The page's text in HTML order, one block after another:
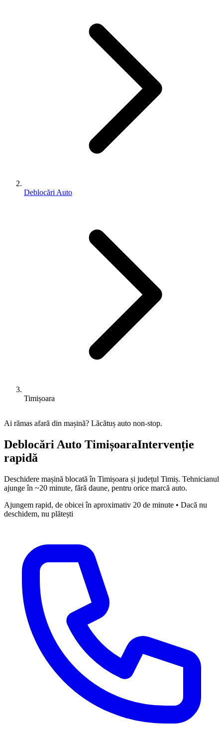
Deblocări Auto
Timișoara
Ai rămas afară din mașină? Lăcătuș auto non-stop.
Deblocări Auto TimișoaraIntervenție
rapidă
Deschidere mașină blocată în Timișoara și județul Timiș. Tehnicianul
ajunge în ~20 minute, fără daune, pentru orice marcă auto.
Ajungem rapid, de obicei în aproximativ 20 de minute • Dacă nu
deschidem, nu plătești